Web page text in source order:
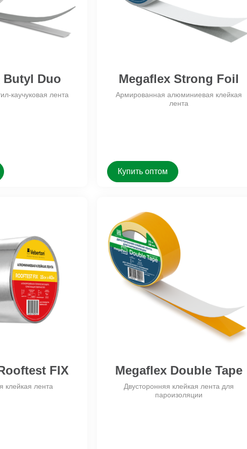
60
Veberton Rooftest Комплект
контактного электрода
Veberton Roofglass
Veberton Aisberg НГ
Megaflex Фасад
Butyl Duo
каучуковая лента
Megaflex Strong Foil
Армированная алюминиевая клейкая
лента
Купить оптом
FIX
клейкая лента
Megaflex Double Tape
Двусторонняя клейкая лента для
пароизоляции